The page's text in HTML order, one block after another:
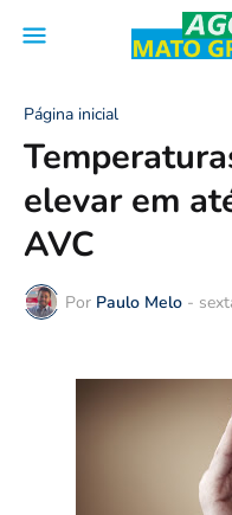
Página inicial
elevar em
AVC
Por Paulo Melo -